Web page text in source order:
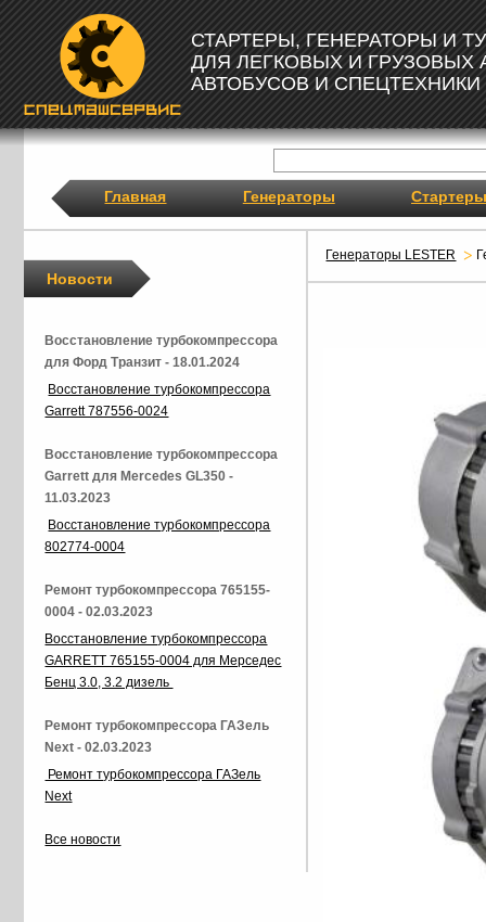
СТАРТЕРЫ, ГЕНЕРАТОРЫ И
ДЛЯ ЛЕГКОВЫХ И ГРУЗОВЫХ
АВТОБУСОВ И СПЕЦТЕХНИКИ
Главная Генераторы Стартеры
Генераторы LESTER
Новости
Восстановление турбокомпрессора
для Форд Транзит - 18.01.2024
Восстановление турбокомпрессора
Garrett 787556-0024
Восстановление турбокомпрессора
Garrett для Mercedes GL350 -
11.03.2023
Восстановление турбокомпрессора
802774-0004
Ремонт турбокомпрессора 765155-
0004 - 02.03.2023
Восстановление турбокомпрессора
GARRETT 765155-0004 для Мерседес
Бенц 3.0, 3.2 дизель
Ремонт турбокомпрессора ГАЗель
Next - 02.03.2023
Ремонт турбокомпрессора ГАЗель
Next
Все новости